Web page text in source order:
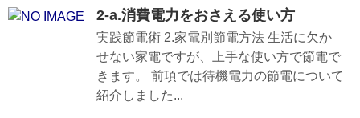
2-a.消費電力をおさえる使い方
実践節電術 2.家電別節電方法 生活に欠か
せない家電ですが、上手な使い方で節電で
きます。 前項では待機電力の節電について
紹介しました...